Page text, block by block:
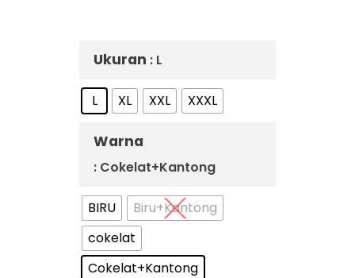
Ukuran : L
L XL XXL XXXL
Warna
: Cokelat+Kantong
BIRU
Biru+Kantong
cokelat
Cokelat+Kantong